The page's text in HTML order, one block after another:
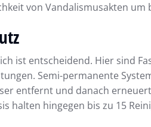
von Vandalismusakten um
ist entscheidend. Hier sind
Semi-permanente
entfernt und danach
halten hingegen bis zu 15